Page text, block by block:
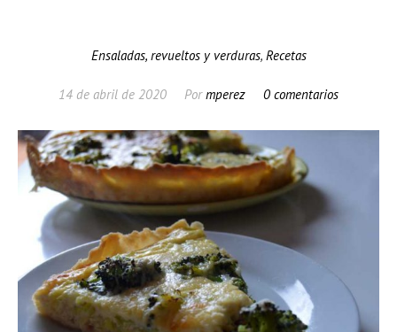
Ensaladas, revueltos y verduras, Recetas
14 de abril de 2020 Pormperez 0 comentarios